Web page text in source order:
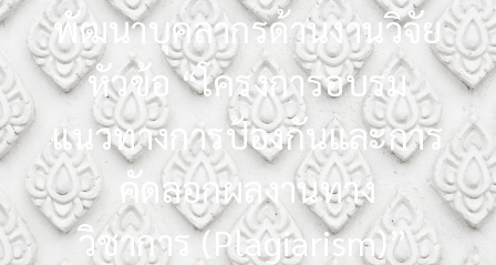
พัฒนาบุคลากรด้านงานวิจัย
หัวข้อ “โครงการอบรม
แนวทางการป้องกันและการ
คัดลอกผลงานทาง
วิชาการ (Plagiarism)”